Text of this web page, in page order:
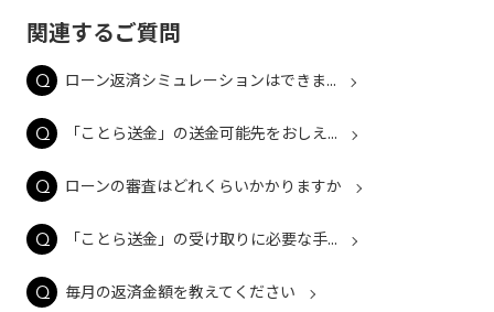
関連するご質問
ローン返済シミュレーションはできま...
「ことら送金」の送金可能先をおしえ...
ローンの審査はどれくらいかかりますか
「ことら送金」の受け取りに必要な手...
毎月の返済金額を教えてください